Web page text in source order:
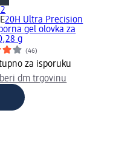
20H Ultra Precision
gel olovka za
g
(46)
za isporuku
dm trgovinu